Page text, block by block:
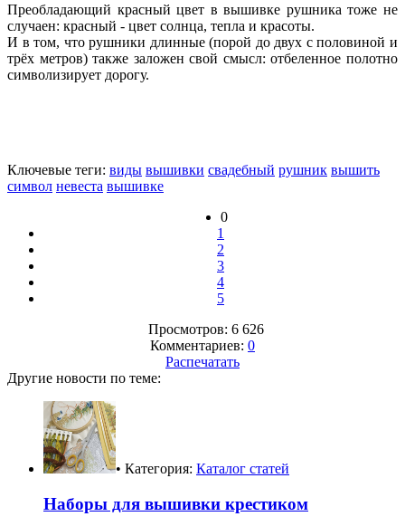
Преобладающий красный цвет в вышивке рушника тоже не
случаен: красный - цвет солнца, тепла и красоты.
И в том, что рушники длинные (порой до двух с половиной и
трёх метров) также заложен свой смысл: отбеленное полотно
символизирует дорогу.
Ключевые теги: виды вышивки свадебный рушник вышить
символ невеста вышивке
0
1
2
3
4
5
Просмотров: 6 626
Комментариев: 0
Распечатать
Другие новости по теме:
• Категория: Каталог статей
Наборы для вышивки крестиком